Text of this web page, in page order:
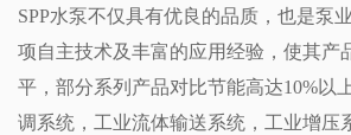
SPP水泵不仅具有优良的品质，也是泵
项自主技术及丰富的应用经验，使其产
平，部分系列产品对比节能高达10%以
调系统，工业流体输送系统，工业增压